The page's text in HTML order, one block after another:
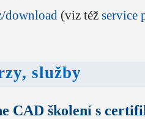
download(viz též service
služby
CAD školení s